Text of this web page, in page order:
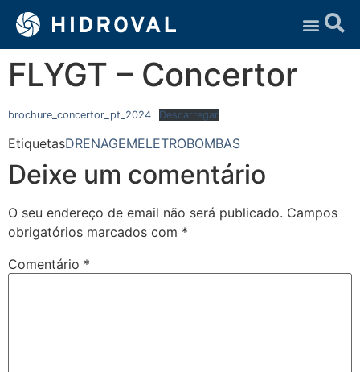
FLYGT – Concertor
brochure_concertor_pt_2024 Descarregar
EtiquetasDRENAGEMELETROBOMBAS
Deixe um comentário
O seu endereço de email não será publicado. Campos
obrigatórios marcados com *
Comentário *